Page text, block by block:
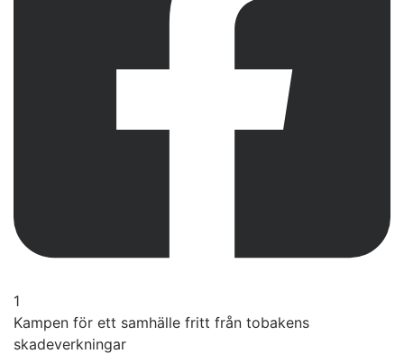
1
Kampen för ett samhälle fritt från tobakens
skadeverkningar